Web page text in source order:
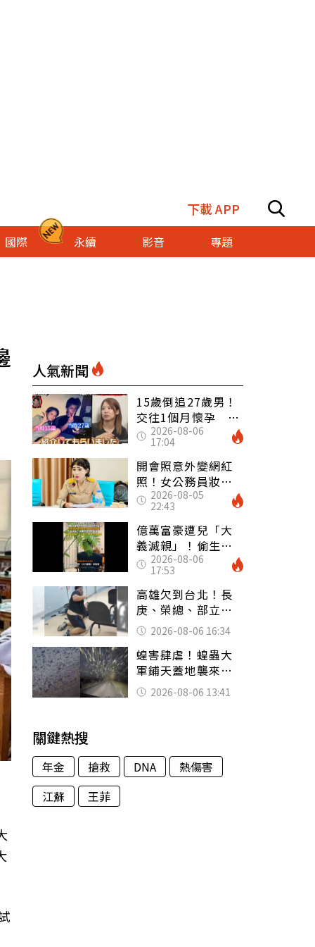
下載 APP
國際 永續 影音 專題
人氣新聞
15歲倒追27歲男！
交往1個月懷孕 36
歲當阿嬤故事曝光
2026-08-06
17:04
開會照意外變網紅
照！女公務員妝容
掀2千則留言 本人
怒嗆：化妝有錯嗎
2026-08-05
22:43
億萬富豪遭兒「大
義滅親」！偷生子
怕曝光 竟盜鄰居
身份辦假證落戶
2026-08-06
17:53
高雄欠到台北！長
庚、榮總、部立醫
院都受害 「醫療
暴力男」離譜紀錄
曝光
2026-08-06 16:34
蝗害肆虐！蝗蟲大
軍鋪天蓋地襲來宛
如末日 網驚：聖
經十災
2026-08-06 13:41
關鍵熱搜
年金 搶救 DNA
熱傷害
江蘇
王菲